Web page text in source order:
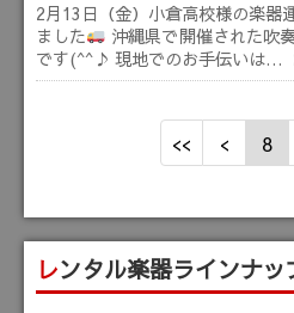
2月13日（金）小倉高校様の楽器
ました
沖縄県で開催された吹
です(^^♪ 現地でのお手伝いは…
8
レンタル楽器ラインナッ